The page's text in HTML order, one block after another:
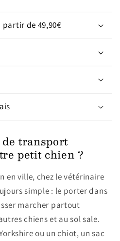
de 49,90€
transport
petit chien ?
en ville, chez le vétérinaire
simple : le porter dans
marcher partout
chiens et au sol sale.
ou un chiot, un sac